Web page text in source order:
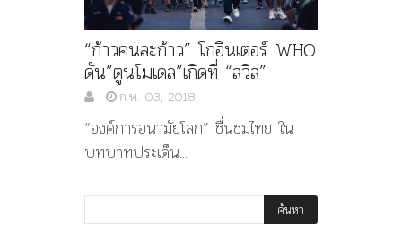
“ก้าวคนละก้าว” โกอินเตอร์ WHO
ดัน”ตูนโมเดล”เกิดที่ “สวิส”
ก.พ. 03, 2018
“องค์การอนามัยโลก” ชื่นชมไทย ใน
บทบาทประเด็น...